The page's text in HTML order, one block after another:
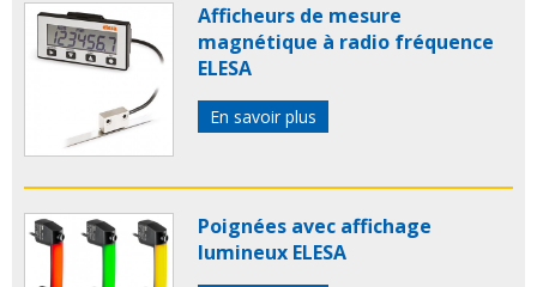
Afficheurs de mesure
magnétique à radio fréquence
ELESA
En savoir plus
Poignées avec affichage
lumineux ELESA